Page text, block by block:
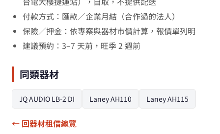
付款方式：匯款／企業月結（合作過的法人）
保險／押金：依專案與器材市價計算，報價單列明
建議預約：3–7 天前，旺季 2 週前
同類器材
JQ AUDIO LB-2 DI Laney AH110 Laney AH115
← 回器材租借總覽